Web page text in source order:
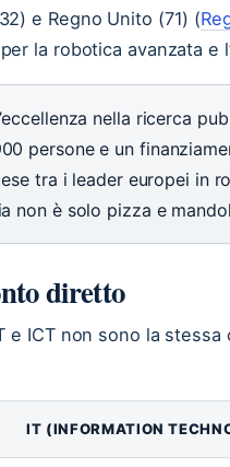
e Regno Unito (71) (
la robotica avanzata e
nella ricerca
persone e un
tra i leader europei in
non è solo pizza e
diretto
e ICT non sono la
IT (INFORMATION